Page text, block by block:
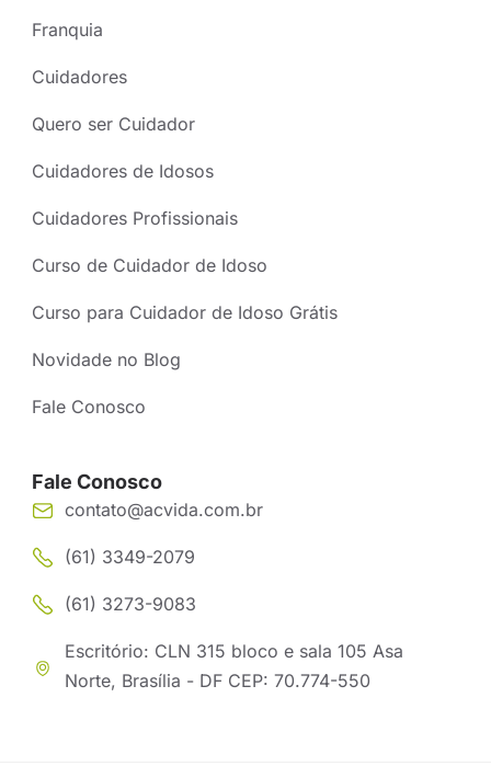
Franquia
Cuidadores
Quero ser Cuidador
Cuidadores de Idosos
Cuidadores Profissionais
Curso de Cuidador de Idoso
Curso para Cuidador de Idoso Grátis
Novidade no Blog
Fale Conosco
Fale Conosco
contato@acvida.com.br
(61) 3349-2079
(61) 3273-9083
Escritório: CLN 315 bloco e sala 105 Asa
Norte, Brasília - DF CEP: 70.774-550